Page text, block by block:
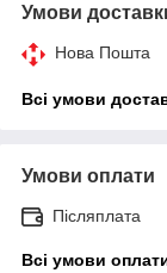
Умови
Нова Пошта
Всі умови
Умови оплати
Післяплата
Всі умови